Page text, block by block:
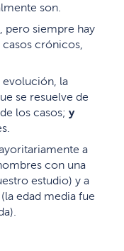
son.
pero siempre hay
crónicos,
evolución, la
se resuelve de
los casos; y
a
con una
estudio) y a
(la edad media fue